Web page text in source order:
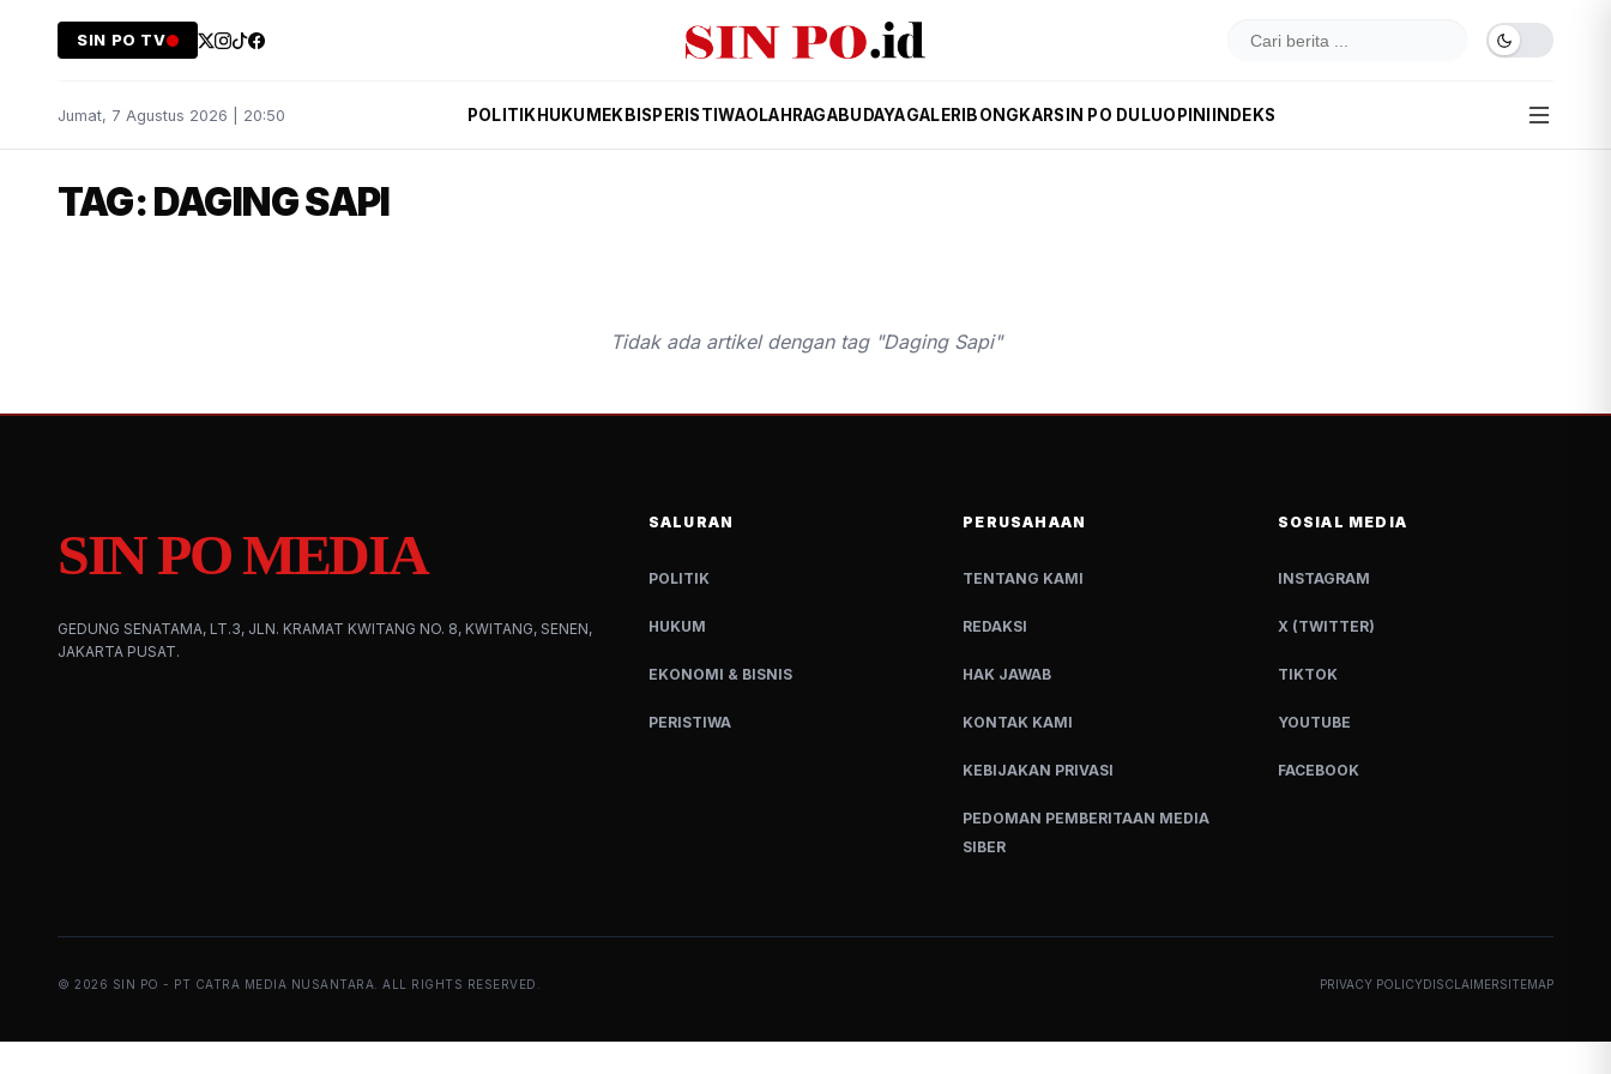
SIN PO TV
Jumat, 7 Agustus 2026 | 20:50 POLITIK HUKUM EKBIS PERISTIWAOLAHRAGABUDAYAGALERI BONGKARSIN PO DULUOPINI INDEKS
TAG: DAGING SAPI
Tidak ada artikel dengan tag "Daging Sapi"
SIN PO MEDIA
GEDUNG SENATAMA, LT.3, JLN. KRAMAT KWITANG NO. 8, KWITANG, SENEN,
JAKARTA PUSAT.
SALURAN
POLITIK
HUKUM
EKONOMI & BISNIS
PERISTIWA
PERUSAHAAN
TENTANG KAMI
REDAKSI
HAK JAWAB
KONTAK KAMI
KEBIJAKAN PRIVASI
PEDOMAN PEMBERITAAN MEDIA
SIBER
SOSIAL MEDIA
INSTAGRAM
X (TWITTER)
TIKTOK
YOUTUBE
FACEBOOK
© 2026 SIN PO - PT CATRA MEDIA NUSANTARA. ALL RIGHTS RESERVED. PRIVACY POLICYDISCLAIMERSITEMAP